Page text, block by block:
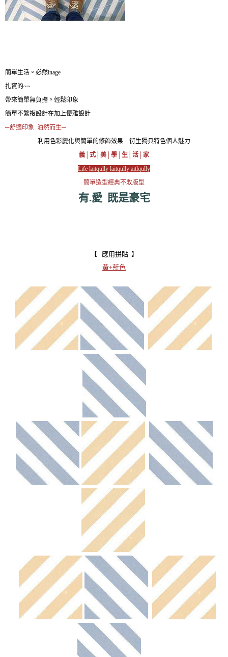
簡單生活。必然inage
扎實的~~
帶來簡單無負擔。輕鬆印象
簡單不繁複設計在加上優雅設計
─舒適印象 油然而生─
利用色彩變化與簡單的修飾效果 衍生獨具特色個人魅力
義│式│美│學│生│活│家
Life laitqully laitqully aitlqully
簡單造型經典不敗版型
有.愛 既是豪宅
【 應用拼貼 】
黃+藍色